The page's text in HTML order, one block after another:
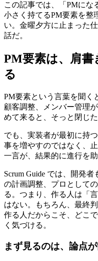
この記事では、「PMにな
小さく持てるPM要素を整
い。金曜夕方に止まった
話だ。
PM要素は、肩書
る
PM要素という言葉を聞く
顧客調整、メンバー管理
めて来ると、そっと閉じた
でも、実装者が最初に持
事を増やすのではなく、
一言が、結果的に進行を助
Scrum Guide では、開発
の計画調整、プロとして
る。つまり、作る人は「
はない。もちろん、最終
作る人だからこそ、どこ
く気づける。
まず見るのは、論点